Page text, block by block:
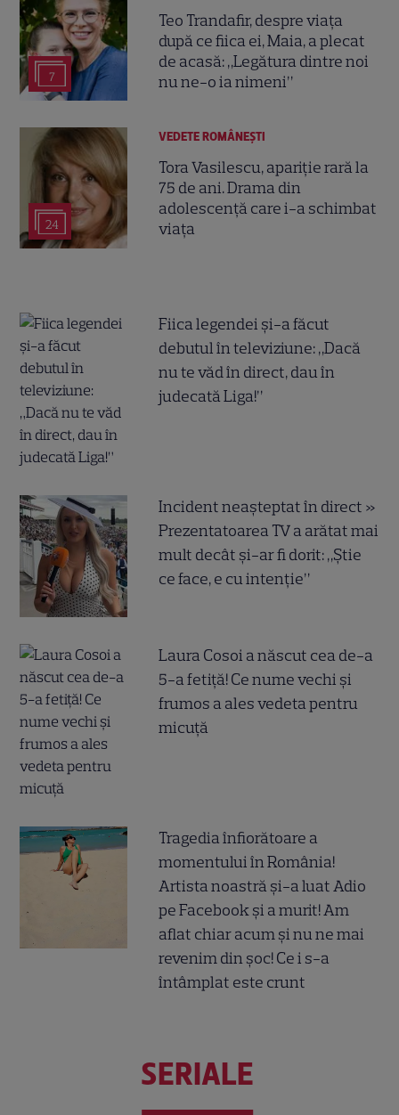
7
Teo Trandafir, despre viața
după ce fiica ei, Maia, a plecat
de acasă: „Legătura dintre noi
nu ne-o ia nimeni”
24
VEDETE ROMÂNEŞTI
Tora Vasilescu, apariție rară la
75 de ani. Drama din
adolescență care i-a schimbat
viața
Fiica legendei și-a făcut
debutul în televiziune: „Dacă
nu te văd în direct, dau în
judecată Liga!”
Incident neașteptat în direct »
Prezentatoarea TV a arătat mai
mult decât și-ar fi dorit: „Știe
ce face, e cu intenție”
Laura Cosoi a născut cea de-a
5-a fetiță! Ce nume vechi și
frumos a ales vedeta pentru
micuță
Tragedia înfiorătoare a
momentului în România!
Artista noastră și-a luat Adio
pe Facebook și a murit! Am
aflat chiar acum și nu ne mai
revenim din șoc! Ce i s-a
întâmplat este crunt
SERIALE